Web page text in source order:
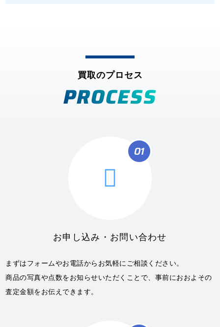
買取のプロセス
PROCESS

01
お申し込み・お問い合わせ
まずはフォームやお電話からお気軽にご相談ください。
商品の写真や点数をお知らせいただくことで、事前におおよその
査定金額をお伝えできます。